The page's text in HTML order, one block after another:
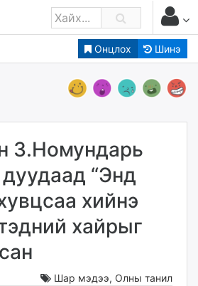
Онцлох Шинэ
З.Номундарь
“Энд
хийнэ
хайрыг
Шар мэдээ, Олны танил